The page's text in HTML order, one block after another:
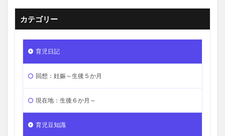
カテゴリー
育児日記
回想：妊娠～生後５か月
現在地：生後６か月～
育児豆知識